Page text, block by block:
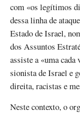
com «os legítimos
dessa linha de
Estado de Israel,
dos Assuntos
assiste a «uma
sionista de Israel e
direita, racistas e
Neste contexto, o